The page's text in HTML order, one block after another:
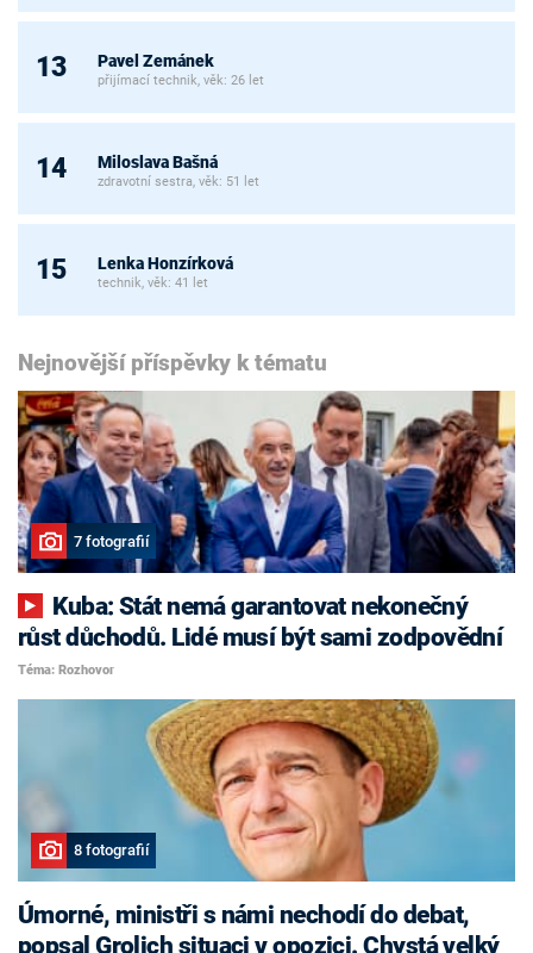
13 Pavel Zemánek
přijímací technik, věk: 26 let
14 Miloslava Bašná
zdravotní sestra, věk: 51 let
15 Lenka Honzírková
technik, věk: 41 let
Nejnovější příspěvky k tématu
7 fotografií
růst důchodů. Lidé musí být sami zodpovědní
Téma: Rozhovor
8 fotografií
Úmorné, ministři s námi nechodí do debat,
popsal Grolich situaci v opozici. Chystá velký